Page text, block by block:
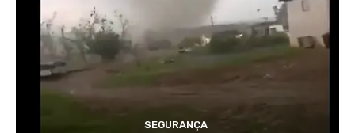
SEGURANÇA